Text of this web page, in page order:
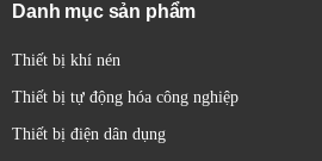
Danh mục sản phẩm
Thiết bị khí nén
Thiết bị tự động hóa công nghiệp
Thiết bị điện dân dụng